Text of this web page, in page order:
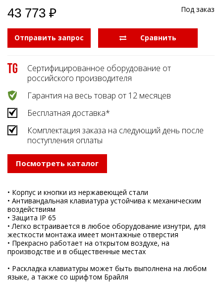
диагональю до 55
дюймов
Промышленные
мониторы для
жестового
Промышленные
мониторы для
43 773 ₽ Под заказ
Отправить запрос
  Сравнить
Сертифицированное оборудование от
российского производителя
Гарантия на весь товар от 12 месяцев
Бесплатная доставка*
Комплектация заказа на следующий день после
поступления оплаты
Посмотреть каталог
• Корпус и кнопки из нержавеющей стали
• Антивандальная клавиатура устойчива к механическим
воздействиям
• Защита IP 65
• Легко встраивается в любое оборудование изнутри, для
жесткости монтажа имеет монтажные отверстия
• Прекрасно работает на открытом воздухе, на
производстве и в общественные местах
• Раскладка клавиатуры может быть выполнена на любом
языке, а также со шрифтом Брайля